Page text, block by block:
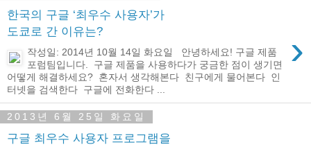
한국의 구글 ‘최우수 사용자’가
도쿄로 간 이유는?
›
작성일: 2014년 10월 14일 화요일 안녕하세요! 구글 제품
포럼팀입니다. 구글 제품을 사용하다가 궁금한 점이 생기면
어떻게 해결하세요? 혼자서 생각해본다 친구에게 물어본다 인
터넷을 검색한다 구글에 전화한다 ...
2013년 6월 25일 화요일
구글 최우수 사용자 프로그램을